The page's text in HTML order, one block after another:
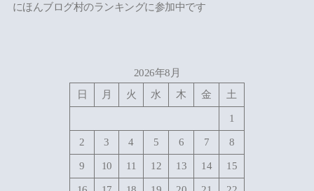
にほんブログ村のランキングに参加中です
2026年8月
日
月 火 水 木 金 土
1
2 3 4 5 6 7 8
9 10 11 12 13 14 15